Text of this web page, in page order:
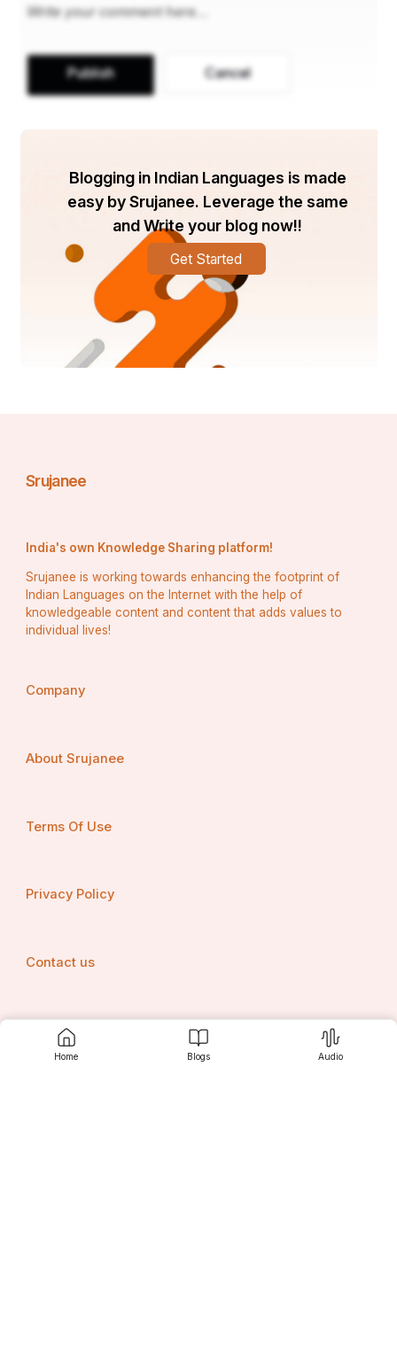
Home Blogs Audio
Publish Cancel
Blogging in Indian Languages is made
easy by Srujanee. Leverage the same
and Write your blog now!!
Get Started
Srujanee
India's own Knowledge Sharing platform!
Srujanee is working towards enhancing the footprint of
Indian Languages on the Internet with the help of
knowledgeable content and content that adds values to
individual lives!
Company
About Srujanee
Terms Of Use
Privacy Policy
Contact us
Srujanee